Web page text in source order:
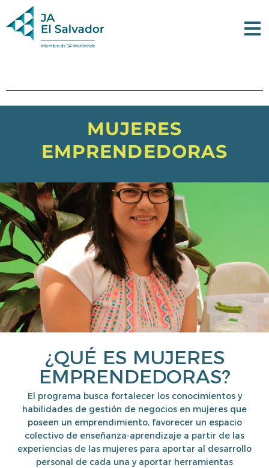
MUJERES
EMPRENDEDORAS
¿QUÉ ES MUJERES
EMPRENDEDORAS?
El programa busca fortalecer los conocimientos y
habilidades de gestión de negocios en mujeres que
poseen un emprendimiento, favorecer un espacio
colectivo de enseñanza-aprendizaje a partir de las
experiencias de las mujeres para aportar al desarrollo
personal de cada una y aportar herramientas